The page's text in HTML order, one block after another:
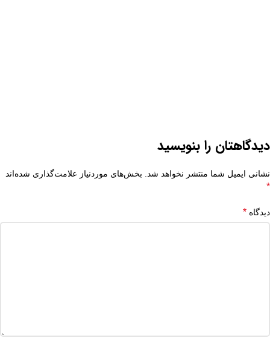
دیدگاهتان را بنویسید
نشانی ایمیل شما منتشر نخواهد شد. بخش‌های موردنیاز علامت‌گذاری شده‌اند
*
دیدگاه *